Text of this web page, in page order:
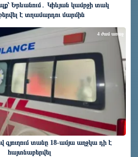
Երևանում․ Կիևյան կամրջի տակ
է տղամարդու մարմին
գյուղում տանը 18-ամյա աղջկա դի է
հայտնաբերվել
4 ժամ առաջ